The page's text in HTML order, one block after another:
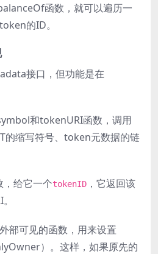
函数，就可以遍历一
的ID。
接口，但功能是在
和tokenURI函数，调用
的缩写符号、token元数据的链
给它一个tokenID ，它返回该
部可见的函数，用来设置
）。这样，如果原先的